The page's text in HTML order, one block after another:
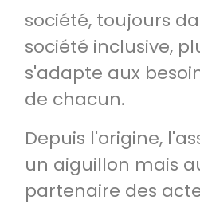
société, toujours
société inclusive,
s'adapte aux
de chacun.
Depuis l'origine,
un aiguillon mais
partenaire des